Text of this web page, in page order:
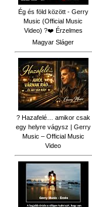
Ég és föld között - Gerry
Music (Official Music
Video) ?❤️ Érzelmes
Magyar Sláger
? Hazafelé… amikor csak
egy helyre vágysz | Gerry
Music – Official Music
Video